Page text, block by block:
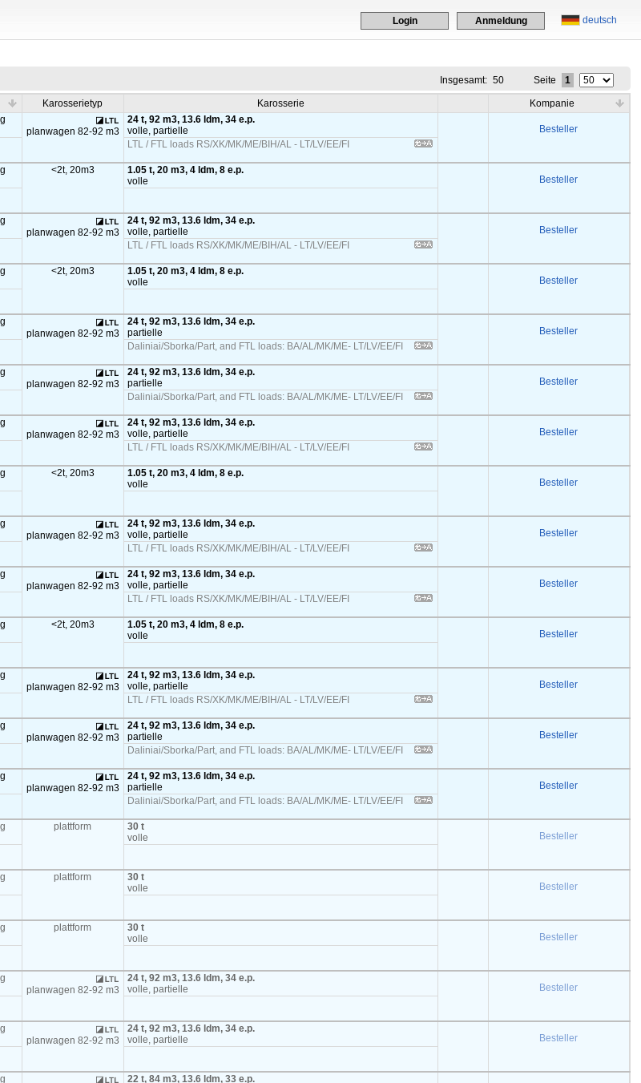
deutsch
Login Anmeldung
Insgesamt: 50 Seite 1
Karosserietyp Karosserie
Kompanie
planwagen 82-92 m3
24 t, 92 m3, 13.6 ldm, 34 e.p.
volle, partielle
Besteller
LTL / FTL loads RS/XK/MK/ME/BIH/AL - LT/LV/EE/FI
<2t, 20m3
1.05 t, 20 m3, 4 ldm, 8 e.p.
volle
Besteller
planwagen 82-92 m3
24 t, 92 m3, 13.6 ldm, 34 e.p.
volle, partielle
Besteller
LTL / FTL loads RS/XK/MK/ME/BIH/AL - LT/LV/EE/FI
<2t, 20m3
1.05 t, 20 m3, 4 ldm, 8 e.p.
volle
Besteller
planwagen 82-92 m3
24 t, 92 m3, 13.6 ldm, 34 e.p.
partielle
Besteller
Daliniai/Sborka/Part, and FTL loads: BA/AL/MK/ME- LT/LV/EE/FI
planwagen 82-92 m3
24 t, 92 m3, 13.6 ldm, 34 e.p.
partielle
Besteller
Daliniai/Sborka/Part, and FTL loads: BA/AL/MK/ME- LT/LV/EE/FI
planwagen 82-92 m3
24 t, 92 m3, 13.6 ldm, 34 e.p.
volle, partielle
Besteller
LTL / FTL loads RS/XK/MK/ME/BIH/AL - LT/LV/EE/FI
<2t, 20m3
1.05 t, 20 m3, 4 ldm, 8 e.p.
volle
Besteller
planwagen 82-92 m3
24 t, 92 m3, 13.6 ldm, 34 e.p.
volle, partielle
Besteller
LTL / FTL loads RS/XK/MK/ME/BIH/AL - LT/LV/EE/FI
planwagen 82-92 m3
24 t, 92 m3, 13.6 ldm, 34 e.p.
volle, partielle
Besteller
LTL / FTL loads RS/XK/MK/ME/BIH/AL - LT/LV/EE/FI
<2t, 20m3
1.05 t, 20 m3, 4 ldm, 8 e.p.
volle
Besteller
planwagen 82-92 m3
24 t, 92 m3, 13.6 ldm, 34 e.p.
volle, partielle
Besteller
LTL / FTL loads RS/XK/MK/ME/BIH/AL - LT/LV/EE/FI
planwagen 82-92 m3
24 t, 92 m3, 13.6 ldm, 34 e.p.
partielle
Besteller
Daliniai/Sborka/Part, and FTL loads: BA/AL/MK/ME- LT/LV/EE/FI
planwagen 82-92 m3
24 t, 92 m3, 13.6 ldm, 34 e.p.
partielle
Besteller
Daliniai/Sborka/Part, and FTL loads: BA/AL/MK/ME- LT/LV/EE/FI
plattform
30 t
volle
Besteller
plattform
30 t
volle
Besteller
plattform
30 t
volle
Besteller
planwagen 82-92 m3
24 t, 92 m3, 13.6 ldm, 34 e.p.
volle, partielle
Besteller
planwagen 82-92 m3
24 t, 92 m3, 13.6 ldm, 34 e.p.
volle, partielle
Besteller
22 t, 84 m3, 13.6 ldm, 33 e.p.